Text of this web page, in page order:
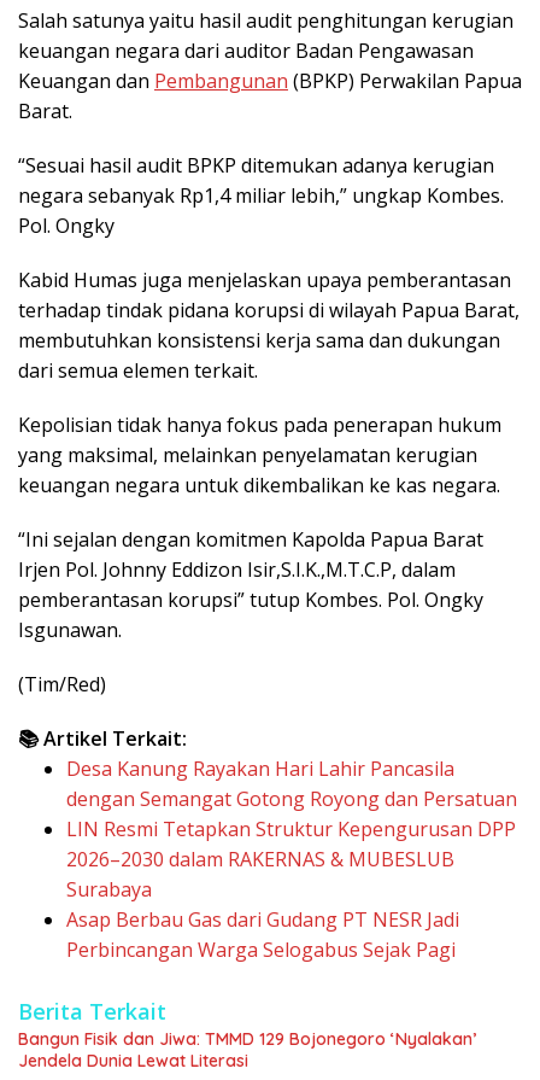
Salah satunya yaitu hasil audit penghitungan kerugian
keuangan negara dari auditor Badan Pengawasan
Keuangan dan Pembangunan (BPKP) Perwakilan Papua
Barat.
“Sesuai hasil audit BPKP ditemukan adanya kerugian
negara sebanyak Rp1,4 miliar lebih,” ungkap Kombes.
Pol. Ongky
Kabid Humas juga menjelaskan upaya pemberantasan
terhadap tindak pidana korupsi di wilayah Papua Barat,
membutuhkan konsistensi kerja sama dan dukungan
dari semua elemen terkait.
Kepolisian tidak hanya fokus pada penerapan hukum
yang maksimal, melainkan penyelamatan kerugian
keuangan negara untuk dikembalikan ke kas negara.
“Ini sejalan dengan komitmen Kapolda Papua Barat
Irjen Pol. Johnny Eddizon Isir,S.I.K.,M.T.C.P, dalam
pemberantasan korupsi” tutup Kombes. Pol. Ongky
Isgunawan.
(Tim/Red)
📚 Artikel Terkait:
Desa Kanung Rayakan Hari Lahir Pancasila
dengan Semangat Gotong Royong dan Persatuan
LIN Resmi Tetapkan Struktur Kepengurusan DPP
2026–2030 dalam RAKERNAS & MUBESLUB
Surabaya
Asap Berbau Gas dari Gudang PT NESR Jadi
Perbincangan Warga Selogabus Sejak Pagi
Berita Terkait
Bangun Fisik dan Jiwa: TMMD 129 Bojonegoro ‘Nyalakan’
Jendela Dunia Lewat Literasi